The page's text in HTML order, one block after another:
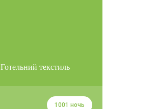
Готельний текстиль
1001 ночь